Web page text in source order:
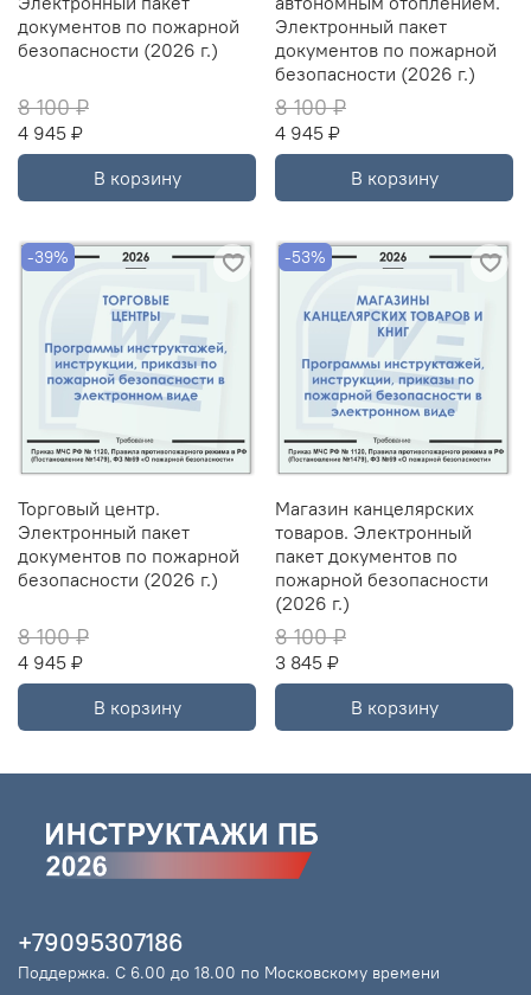
документов по пожарной
безопасности (2026 г.)
8 100 ₽
4 945 ₽
В корзину
Электронный пакет
документов по пожарной
безопасности (2026 г.)
8 100 ₽
4 945 ₽
В корзину
-39%
Торговый центр.
Электронный пакет
документов по пожарной
безопасности (2026 г.)
8 100 ₽
4 945 ₽
В корзину
-53%
Магазин канцелярских
товаров. Электронный
пакет документов по
пожарной безопасности
(2026 г.)
8 100 ₽
3 845 ₽
В корзину
+79095307186
Поддержка. С 6.00 до 18.00 по Московскому времени